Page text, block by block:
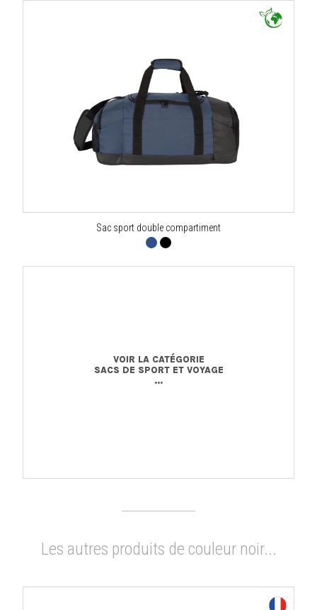
Sac sport double compartiment
VOIR LA CATÉGORIE
SACS DE SPORT ET VOYAGE
...
Les autres produits de couleur noir...